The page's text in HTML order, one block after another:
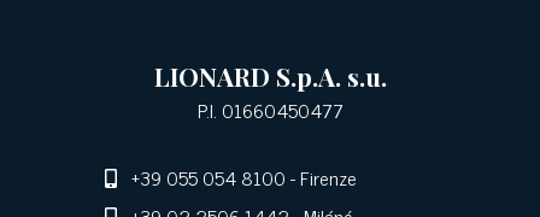
LIONARD S.p.A. s.u.
P.I. 01660450477
+39 055 054 8100- Firenze